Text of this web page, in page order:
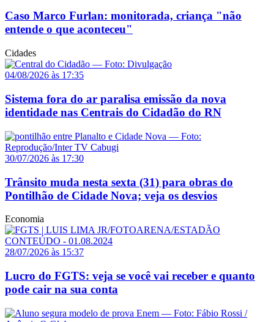
Caso Marco Furlan: monitorada, criança "não
entende o que aconteceu"
Cidades
04/08/2026 às 17:35
Sistema fora do ar paralisa emissão da nova
identidade nas Centrais do Cidadão do RN
30/07/2026 às 17:30
Trânsito muda nesta sexta (31) para obras do
Pontilhão de Cidade Nova; veja os desvios
Economia
28/07/2026 às 15:37
Lucro do FGTS: veja se você vai receber e quanto
pode cair na sua conta